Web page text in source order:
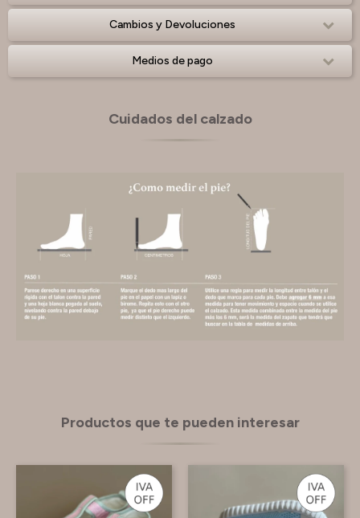
Cambios y Devoluciones
Medios de pago
Cuidados del calzado
Productos que te pueden interesar